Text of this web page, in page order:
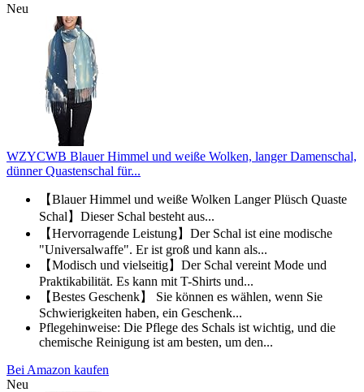
Neu
WZYCWB Blauer Himmel und weiße Wolken, langer Damenschal,
dünner Quastenschal für...
【Blauer Himmel und weiße Wolken Langer Plüsch Quaste
Schal】Dieser Schal besteht aus...
【Hervorragende Leistung】Der Schal ist eine modische
"Universalwaffe". Er ist groß und kann als...
【Modisch und vielseitig】Der Schal vereint Mode und
Praktikabilität. Es kann mit T-Shirts und...
【Bestes Geschenk】 Sie können es wählen, wenn Sie
Schwierigkeiten haben, ein Geschenk...
Pflegehinweise: Die Pflege des Schals ist wichtig, und die
chemische Reinigung ist am besten, um den...
Bei Amazon kaufen
Neu